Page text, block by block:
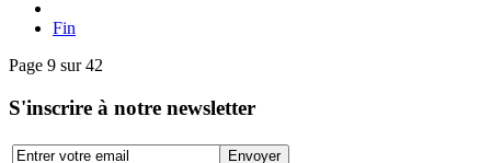
Fin
Page 9 sur 42
S'inscrire à notre newsletter